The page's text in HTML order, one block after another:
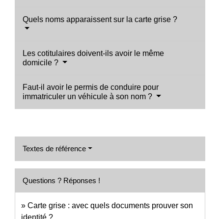
Quels noms apparaissent sur la carte grise ?
Les cotitulaires doivent-ils avoir le même
domicile ?
Faut-il avoir le permis de conduire pour
immatriculer un véhicule à son nom ?
Textes de référence
Questions ? Réponses !
Carte grise : avec quels documents prouver son